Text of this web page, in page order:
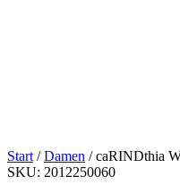
Start /Damen / caRINDthia
SKU: 2012250060